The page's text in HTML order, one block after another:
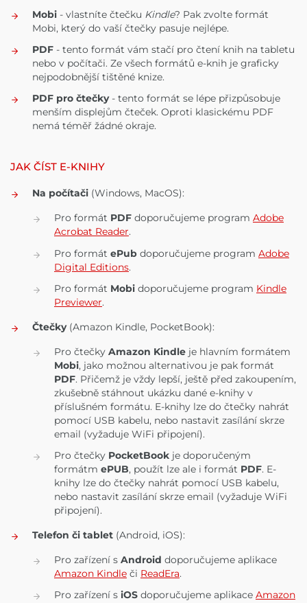
Mobi - vlastníte čtečku Kindle? Pak zvolte formát
Mobi, který do vaší čtečky pasuje nejlépe.
PDF - tento formát vám stačí pro čtení knih na tabletu
nebo v počítači. Ze všech formátů e-knih je graficky
nejpodobnější tištěné knize.
PDF pro čtečky- tento formát se lépe přizpůsobuje
menším displejům čteček. Oproti klasickému PDF
nemá téměř žádné okraje.
JAK ČÍST E-KNIHY
Na počítači (Windows, MacOS):
Pro formát PDF doporučujeme program Adobe
Acrobat Reader.
Pro formát ePub doporučujeme program Adobe
Digital Editions.
Pro formát Mobi doporučujeme program Kindle
Previewer.
Čtečky(Amazon Kindle, PocketBook):
Pro čtečky Amazon Kindle je hlavním formátem
Mobi, jako možnou alternativou je pak formát
PDF. Přičemž je vždy lepší, ještě před zakoupením,
zkušebně stáhnout ukázku dané e-knihy v
příslušném formátu. E-knihy lze do čtečky nahrát
pomocí USB kabelu, nebo nastavit zasílání skrze
email (vyžaduje WiFi připojení).
Pro čtečky PocketBook je doporučeným
formátm ePUB, použít lze ale i formát PDF. E-
knihy lze do čtečky nahrát pomocí USB kabelu,
nebo nastavit zasílání skrze email (vyžaduje WiFi
připojení).
Telefon či tablet (Android, iOS):
Pro zařízení s Android doporučujeme aplikace
Amazon Kindle či ReadEra.
Pro zařízení s iOS doporučujeme aplikace Amazon